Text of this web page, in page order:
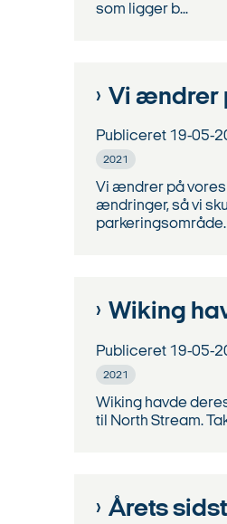
som ligger b...
Vi ændrer
Publiceret 19-05-
2021
Vi ændrer på vores
ændringer, så vi
parkeringsområde.
Wiking
Publiceret 19-05-
2021
Wiking havde
til North Stream.
Årets